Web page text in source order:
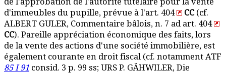
d'immeubles du pupille, prévue à l'art. 404
CC(cf.
ALBERT GULER, Commentaire bâlois, n. 7 ad art. 404
CC). Pareille appréciation économique des faits, lors
de la vente des actions d'une société immobilière, est
également courante en droit fiscal (cf. notamment ATF
85 I 91 consid. 3 p. 99 ss; URS P. GÄHWILER, Die